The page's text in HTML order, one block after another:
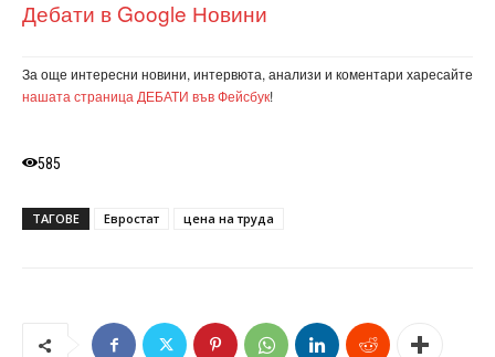
Дебати в Google Новини
За още интересни новини, интервюта, анализи и коментари харесайте
нашата страница ДЕБАТИ във Фейсбук!
585
ТАГОВЕ Евростат цена на труда